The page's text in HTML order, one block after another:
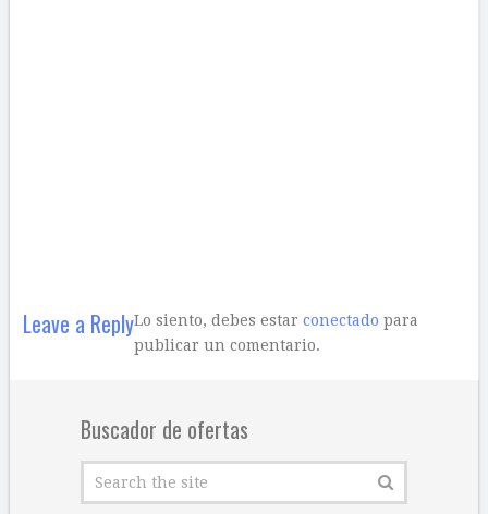
Leave a ReplyLo siento, debes estar conectado para
publicar un comentario.
Buscador de ofertas